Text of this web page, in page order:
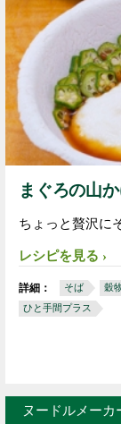
まぐろの山
ちょっと贅沢に
レシピを見る
詳細： そば 穀
ひと手間プラス
ヌードルメーカ